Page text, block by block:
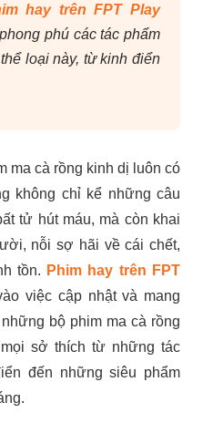
hay trên FPT Play
phú các tác phẩm
loại này, từ kinh điển
ma cà rồng kinh dị luôn có
không chỉ kể những câu
tử hút máu, mà còn khai
nỗi sợ hãi về cái chết,
tồn. Phim hay trên FPT
việc cập nhật và mang
bộ phim ma cà rồng
sở thích từ những tác
đến những siêu phẩm